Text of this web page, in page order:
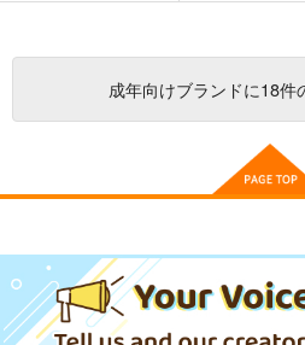
成年向けブランドに18件